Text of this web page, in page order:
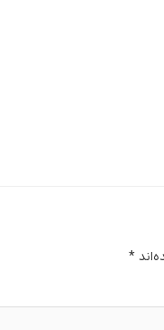
*